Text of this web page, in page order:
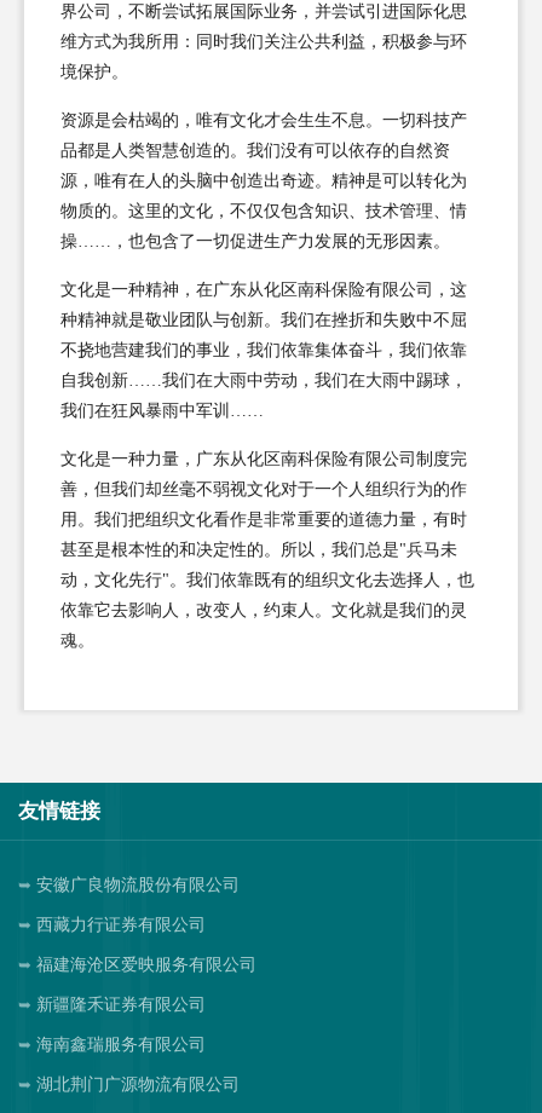
界公司，不断尝试拓展国际业务，并尝试引进国际化思
维方式为我所用：同时我们关注公共利益，积极参与环
境保护。
资源是会枯竭的，唯有文化才会生生不息。一切科技产
品都是人类智慧创造的。我们没有可以依存的自然资
源，唯有在人的头脑中创造出奇迹。精神是可以转化为
物质的。这里的文化，不仅仅包含知识、技术管理、情
操……，也包含了一切促进生产力发展的无形因素。
文化是一种精神，在广东从化区南科保险有限公司，这
种精神就是敬业团队与创新。我们在挫折和失败中不屈
不挠地营建我们的事业，我们依靠集体奋斗，我们依靠
自我创新……我们在大雨中劳动，我们在大雨中踢球，
我们在狂风暴雨中军训……
文化是一种力量，广东从化区南科保险有限公司制度完
善，但我们却丝毫不弱视文化对于一个人组织行为的作
用。我们把组织文化看作是非常重要的道德力量，有时
甚至是根本性的和决定性的。所以，我们总是"兵马未
动，文化先行"。我们依靠既有的组织文化去选择人，也
依靠它去影响人，改变人，约束人。文化就是我们的灵
魂。
友情链接
安徽广良物流股份有限公司
西藏力行证券有限公司
福建海沧区爱映服务有限公司
新疆隆禾证券有限公司
海南鑫瑞服务有限公司
湖北荆门广源物流有限公司